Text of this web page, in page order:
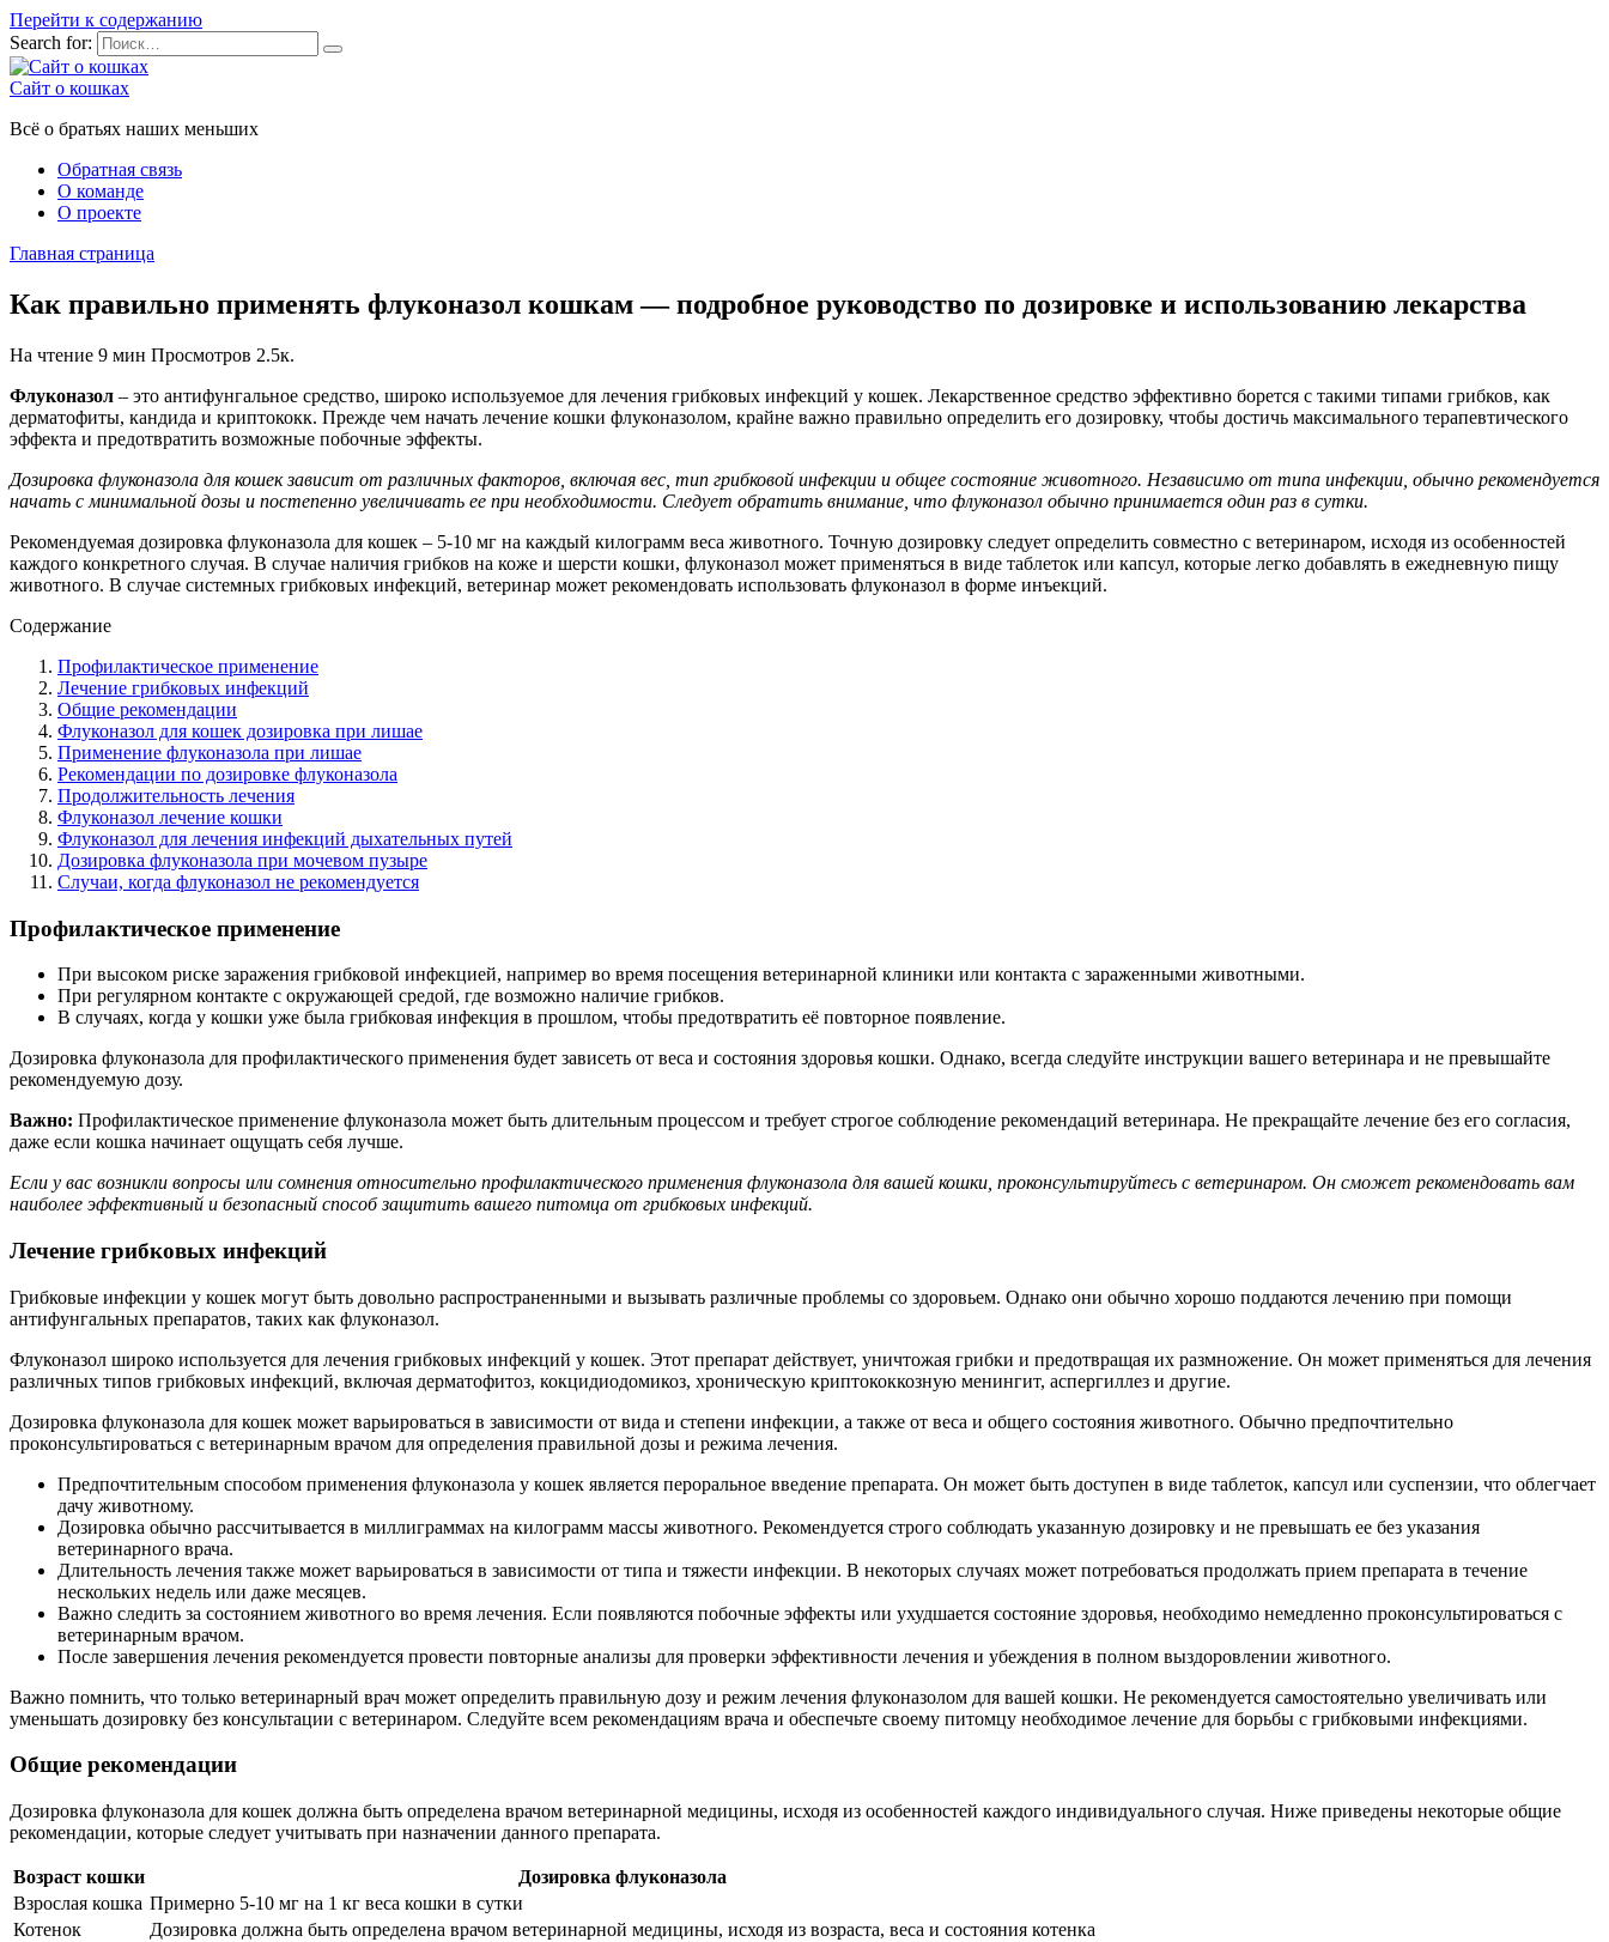
Перейти к содержанию
Search for:
Сайт о кошках
Всё о братьях наших меньших
Обратная связь
О команде
О проекте
Главная страница
Как правильно применять флуконазол кошкам — подробное руководство по дозировке и использованию лекарства
На чтение 9 мин Просмотров 2.5к.
Флуконазол – это антифунгальное средство, широко используемое для лечения грибковых инфекций у кошек. Лекарственное средство эффективно борется с такими типами грибков, как
дерматофиты, кандида и криптококк. Прежде чем начать лечение кошки флуконазолом, крайне важно правильно определить его дозировку, чтобы достичь максимального терапевтического
эффекта и предотвратить возможные побочные эффекты.
Дозировка флуконазола для кошек зависит от различных факторов, включая вес, тип грибковой инфекции и общее состояние животного. Независимо от типа инфекции, обычно рекомендуется
начать с минимальной дозы и постепенно увеличивать ее при необходимости. Следует обратить внимание, что флуконазол обычно принимается один раз в сутки.
Рекомендуемая дозировка флуконазола для кошек – 5-10 мг на каждый килограмм веса животного. Точную дозировку следует определить совместно с ветеринаром, исходя из особенностей
каждого конкретного случая. В случае наличия грибков на коже и шерсти кошки, флуконазол может применяться в виде таблеток или капсул, которые легко добавлять в ежедневную пищу
животного. В случае системных грибковых инфекций, ветеринар может рекомендовать использовать флуконазол в форме инъекций.
Содержание
Профилактическое применение
Лечение грибковых инфекций
Общие рекомендации
Флуконазол для кошек дозировка при лишае
Применение флуконазола при лишае
Рекомендации по дозировке флуконазола
Продолжительность лечения
Флуконазол лечение кошки
Флуконазол для лечения инфекций дыхательных путей
Дозировка флуконазола при мочевом пузыре
Случаи, когда флуконазол не рекомендуется
Профилактическое применение
При высоком риске заражения грибковой инфекцией, например во время посещения ветеринарной клиники или контакта с зараженными животными.
При регулярном контакте с окружающей средой, где возможно наличие грибков.
В случаях, когда у кошки уже была грибковая инфекция в прошлом, чтобы предотвратить её повторное появление.
Дозировка флуконазола для профилактического применения будет зависеть от веса и состояния здоровья кошки. Однако, всегда следуйте инструкции вашего ветеринара и не превышайте
рекомендуемую дозу.
Важно: Профилактическое применение флуконазола может быть длительным процессом и требует строгое соблюдение рекомендаций ветеринара. Не прекращайте лечение без его согласия,
даже если кошка начинает ощущать себя лучше.
Если у вас возникли вопросы или сомнения относительно профилактического применения флуконазола для вашей кошки, проконсультируйтесь с ветеринаром. Он сможет рекомендовать вам
наиболее эффективный и безопасный способ защитить вашего питомца от грибковых инфекций.
Лечение грибковых инфекций
Грибковые инфекции у кошек могут быть довольно распространенными и вызывать различные проблемы со здоровьем. Однако они обычно хорошо поддаются лечению при помощи
антифунгальных препаратов, таких как флуконазол.
Флуконазол широко используется для лечения грибковых инфекций у кошек. Этот препарат действует, уничтожая грибки и предотвращая их размножение. Он может применяться для лечения
различных типов грибковых инфекций, включая дерматофитоз, кокцидиодомикоз, хроническую криптококкозную менингит, аспергиллез и другие.
Дозировка флуконазола для кошек может варьироваться в зависимости от вида и степени инфекции, а также от веса и общего состояния животного. Обычно предпочтительно
проконсультироваться с ветеринарным врачом для определения правильной дозы и режима лечения.
Предпочтительным способом применения флуконазола у кошек является пероральное введение препарата. Он может быть доступен в виде таблеток, капсул или суспензии, что облегчает
дачу животному.
Дозировка обычно рассчитывается в миллиграммах на килограмм массы животного. Рекомендуется строго соблюдать указанную дозировку и не превышать ее без указания
ветеринарного врача.
Длительность лечения также может варьироваться в зависимости от типа и тяжести инфекции. В некоторых случаях может потребоваться продолжать прием препарата в течение
нескольких недель или даже месяцев.
Важно следить за состоянием животного во время лечения. Если появляются побочные эффекты или ухудшается состояние здоровья, необходимо немедленно проконсультироваться с
ветеринарным врачом.
После завершения лечения рекомендуется провести повторные анализы для проверки эффективности лечения и убеждения в полном выздоровлении животного.
Важно помнить, что только ветеринарный врач может определить правильную дозу и режим лечения флуконазолом для вашей кошки. Не рекомендуется самостоятельно увеличивать или
уменьшать дозировку без консультации с ветеринаром. Следуйте всем рекомендациям врача и обеспечьте своему питомцу необходимое лечение для борьбы с грибковыми инфекциями.
Общие рекомендации
Дозировка флуконазола для кошек должна быть определена врачом ветеринарной медицины, исходя из особенностей каждого индивидуального случая. Ниже приведены некоторые общие
рекомендации, которые следует учитывать при назначении данного препарата.
Возраст кошки
Дозировка флуконазола
Взрослая кошка Примерно 5-10 мг на 1 кг веса кошки в сутки
Котенок
Дозировка должна быть определена врачом ветеринарной медицины, исходя из возраста, веса и состояния котенка